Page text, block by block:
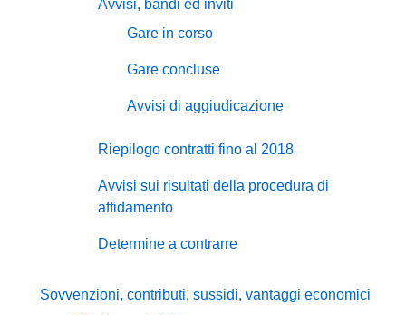
Avvisi, bandi ed inviti
Gare in corso
Gare concluse
Avvisi di aggiudicazione
Riepilogo contratti fino al 2018
Avvisi sui risultati della procedura di
affidamento
Determine a contrarre
Sovvenzioni, contributi, sussidi, vantaggi economici